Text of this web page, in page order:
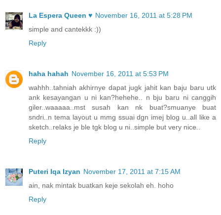
La Espera Queen ♥ November 16, 2011 at 5:28 PM
simple and cantekkk :))
Reply
haha hahah November 16, 2011 at 5:53 PM
wahhh..tahniah akhirnye dapat jugk jahit kan baju baru utk
ank kesayangan u ni kan?hehehe.. n bju baru ni canggih
giler..waaaaa..mst susah kan nk buat?smuanye buat
sndri..n tema layout u mmg ssuai dgn imej blog u..all like a
sketch..relaks je ble tgk blog u ni..simple but very nice..
Reply
Puteri Iqa Izyan November 17, 2011 at 7:15 AM
ain, nak mintak buatkan keje sekolah eh. hoho
Reply